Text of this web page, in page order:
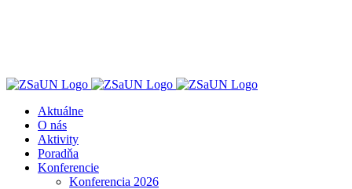
Aktuálne
O nás
Aktivity
Poradňa
Konferencie
Konferencia 2026